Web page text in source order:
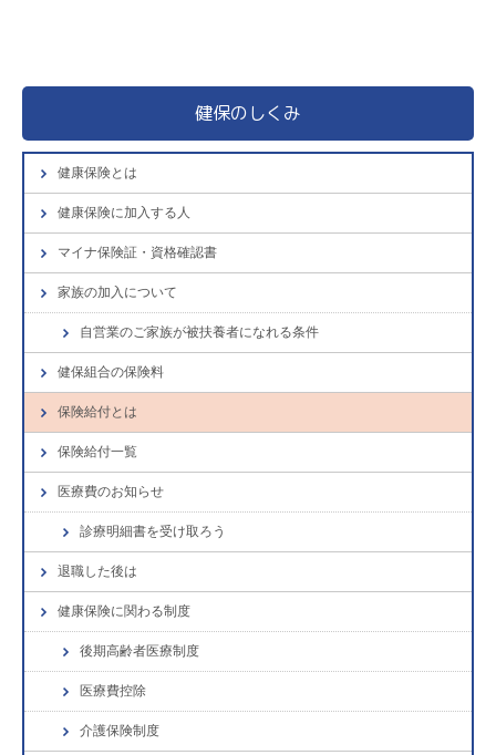
健保のしくみ
健康保険とは
健康保険に加入する人
マイナ保険証・資格確認書
家族の加入について
自営業のご家族が被扶養者になれる条件
健保組合の保険料
保険給付とは
保険給付一覧
医療費のお知らせ
診療明細書を受け取ろう
退職した後は
健康保険に関わる制度
後期高齢者医療制度
医療費控除
介護保険制度